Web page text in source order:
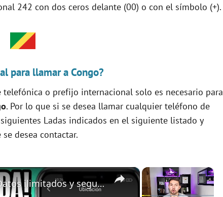
242 con dos ceros delante (00) o con el símbolo (+).
para llamar a Congo?
o prefijo internacional solo es necesario para
. Por lo que si se desea llamar cualquier teléfono de
Ladas indicados en el siguiente listado y
desea contactar.
×
×
La mejor VPN gratuita de 2026: Datos ilimitados y segura (Análisis de X-VPN)